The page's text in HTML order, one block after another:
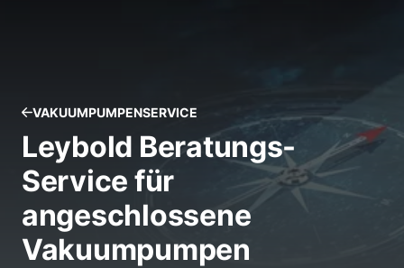
VAKUUMPUMPENSERVICE
Leybold Beratungs-
Service für
angeschlossene
Vakuumpumpen